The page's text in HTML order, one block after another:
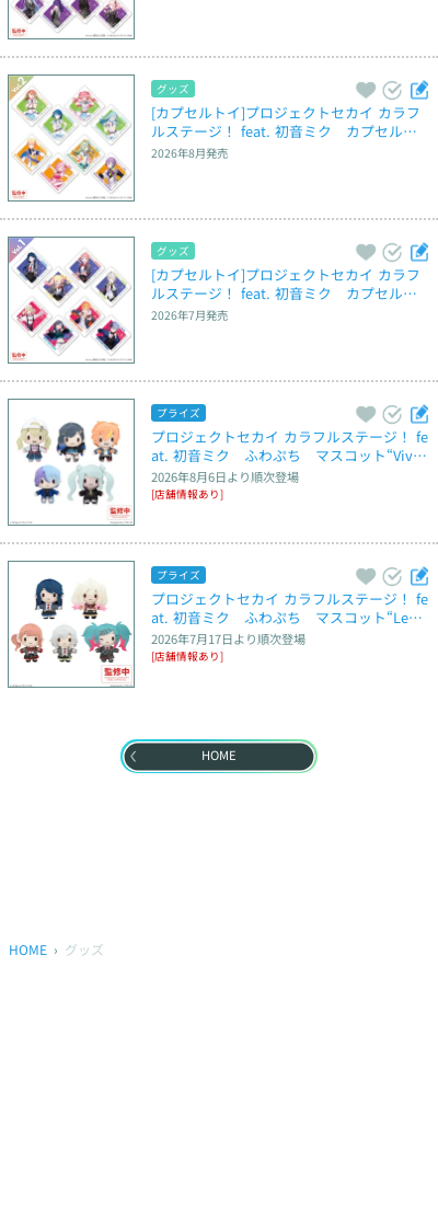
グッズ
[カプセルトイ]プロジェクトセカイ カラフ
ルステージ！ feat. 初音ミク　カプセルア
クリルマグネット　Vol.2
2026年8月発売
グッズ
[カプセルトイ]プロジェクトセカイ カラフ
ルステージ！ feat. 初音ミク　カプセルア
クリルマグネット　Vol.1
2026年7月発売
プライズ
プロジェクトセカイ カラフルステージ！ fe
at. 初音ミク　ふわぷち　マスコット“Vivi
d BAD SQUAD”～Brand New World～
2026年8月6日より順次登場
[店舗情報あり]
プライズ
プロジェクトセカイ カラフルステージ！ fe
at. 初音ミク　ふわぷち　マスコット“Leo/
need”～Brand New World～
2026年7月17日より順次登場
[店舗情報あり]
HOME
HOME グッズ